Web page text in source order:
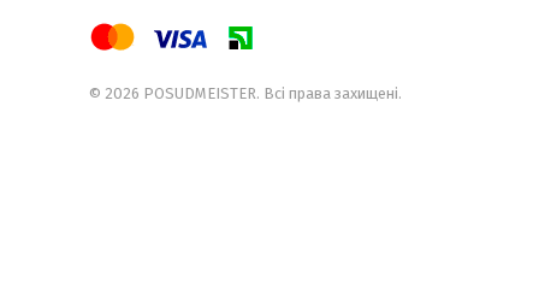
© 2026 POSUDMEISTER. Всі права захищені.